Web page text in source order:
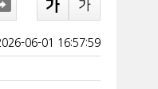
06-01 16:57:59